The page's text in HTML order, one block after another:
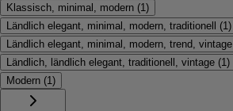
Klassisch, minimal, modern (1 )
Ländlich elegant, minimal, modern, traditionell
(1 )
Ländlich elegant, minimal, modern, trend, vintage
Ländlich, ländlich elegant, traditionell, vintage (1 )
Modern (1 )